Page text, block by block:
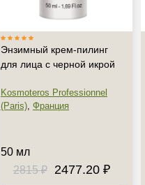
Энзимный крем-пилинг
для лица с черной икрой
Kosmoteros Professionnel
(Paris), Франция
50 мл
2815 ₽
2477.20 ₽